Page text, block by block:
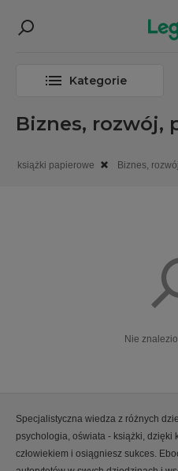
Kategorie
Biznes, rozwój,
książki papierowe Biznes,
Nie
Specjalistyczna wiedza z różnych
psychologia, oświata - książki, dzięki
człowiekiem i osiągniesz sukces.